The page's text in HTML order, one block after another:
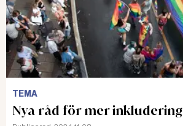
TEMA
Nya råd för mer inkludering